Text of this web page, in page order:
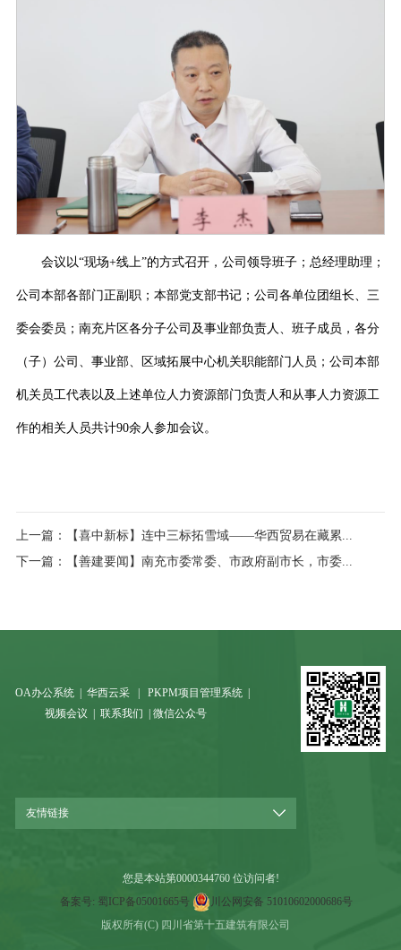
会议以“现场+线上”的方式召开，公司领导班子；总经理助理；
公司本部各部门正副职；本部党支部书记；公司各单位团组长、三
委会委员；南充片区各分子公司及事业部负责人、班子成员，各分
（子）公司、事业部、区域拓展中心机关职能部门人员；公司本部
机关员工代表以及上述单位人力资源部门负责人和从事人力资源工
作的相关人员共计90余人参加会议。
上一篇：
【喜中新标】连中三标拓雪域——华西贸易在藏累...
下一篇：
【善建要闻】南充市委常委、市政府副市长，市委...
OA办公系统 华西云采 PKPM项目管理系统
视频会议
联系我们 微信公众号
友情链接
您是本站第0000344760 位访问者!
备案号: 蜀ICP备05001665号
川公网安备 51010602000686号
版权所有(C) 四川省第十五建筑有限公司